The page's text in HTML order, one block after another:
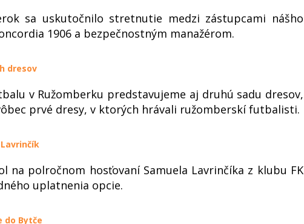
sa uskutočnilo stretnutie medzi zástupcami nášho
1906 a bezpečnostným manažérom.
dresov
v Ružomberku predstavujeme aj druhú sadu dresov,
prvé dresy, v ktorých hrávali ružomberskí futbalisti.
na polročnom hosťovaní Samuela Lavrinčíka z klubu FK
uplatnenia opcie.
do Bytče